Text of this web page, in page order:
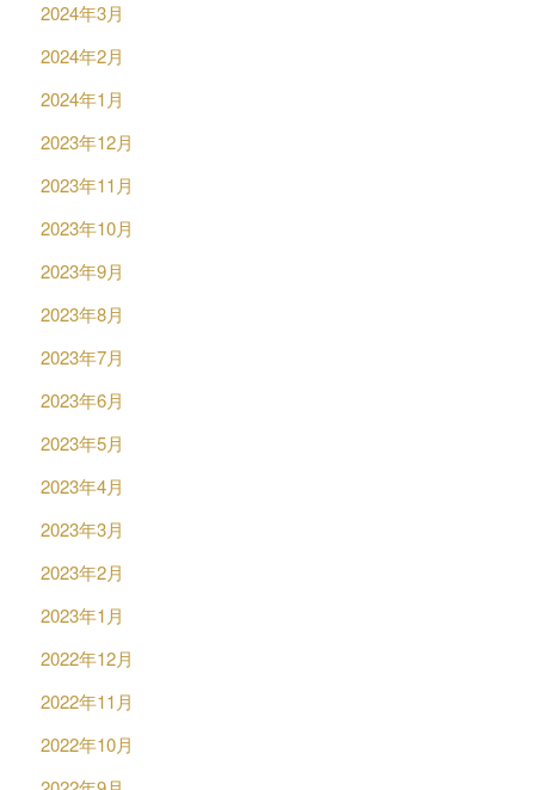
2024年3月
2024年2月
2024年1月
2023年12月
2023年11月
2023年10月
2023年9月
2023年8月
2023年7月
2023年6月
2023年5月
2023年4月
2023年3月
2023年2月
2023年1月
2022年12月
2022年11月
2022年10月